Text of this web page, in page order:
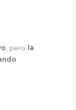
, pero
la